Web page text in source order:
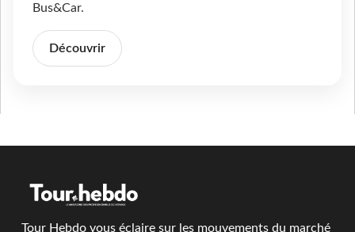
Bus&Car.
Découvrir
Tour Hebdo vous éclaire sur les mouvements du marché